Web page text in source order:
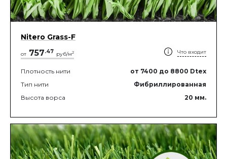
Nitero Grass-F
от 757.47 руб/м2 Что входит
Плотность нити от 7400 до 8800 Dtex
Тип нити
Фибриллированная
Высота ворса
20 мм.